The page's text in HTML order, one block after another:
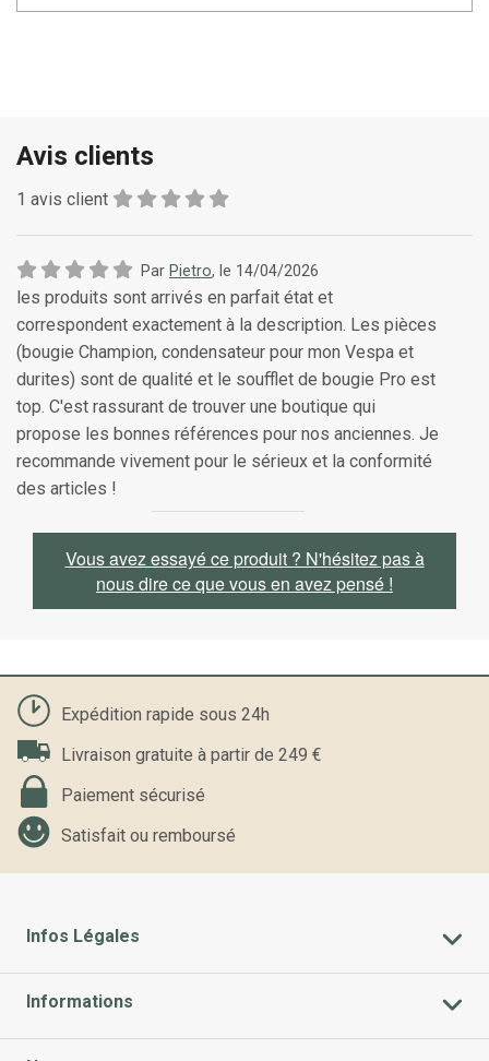
Avis clients
1 avis client
Par Pietro, le 14/04/2026
les produits sont arrivés en parfait état et
correspondent exactement à la description. Les pièces
(bougie Champion, condensateur pour mon Vespa et
durites) sont de qualité et le soufflet de bougie Pro est
top. C'est rassurant de trouver une boutique qui
propose les bonnes références pour nos anciennes. Je
recommande vivement pour le sérieux et la conformité
des articles !
Vous avez essayé ce produit ? N'hésitez pas à
nous dire ce que vous en avez pensé !
Expédition rapide sous 24h
Livraison gratuite à partir de 249 €
Paiement sécurisé
Satisfait ou remboursé
Infos Légales
Informations